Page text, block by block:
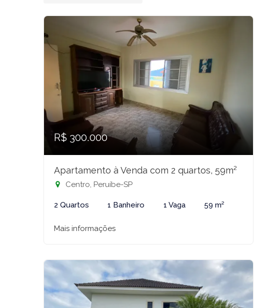
R$ 300.000
Apartamento à Venda com 2 quartos, 59m²
Centro, Peruíbe-SP
2 Quartos 1 Banheiro 1 Vaga 59 m²
Mais informações